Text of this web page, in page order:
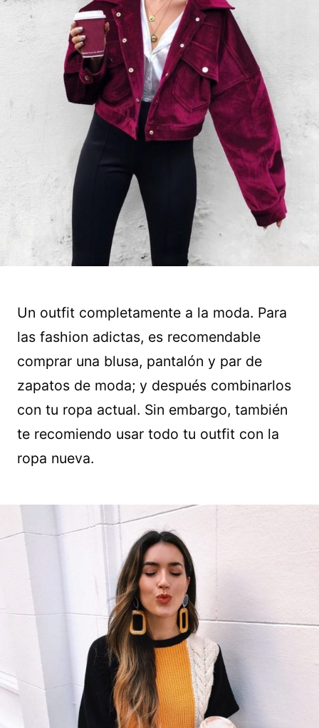
Un outfit completamente a la moda. Para
las fashion adictas, es recomendable
comprar una blusa, pantalón y par de
zapatos de moda; y después combinarlos
con tu ropa actual. Sin embargo, también
te recomiendo usar todo tu outfit con la
ropa nueva.